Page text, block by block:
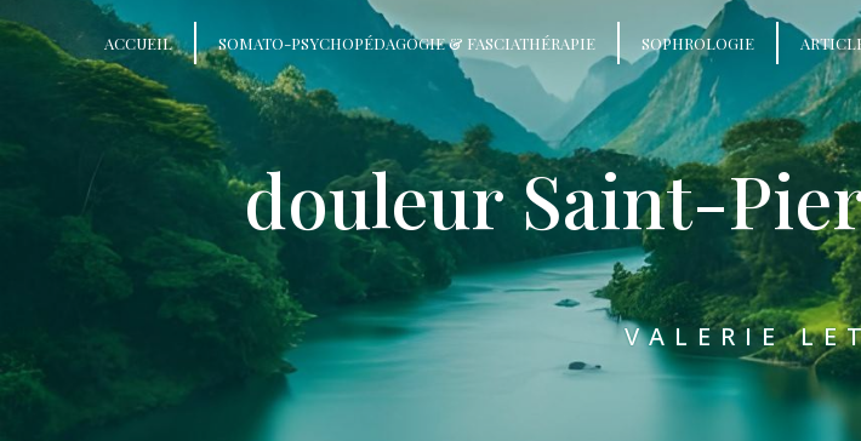
ACCUEIL SOMATO-PSYCHOPÉDAGOGIE & FASCIATHÉRAPIE SOPHROLOGIE
douleur Saint-
VALERIE
Panneau de gestion des cookies